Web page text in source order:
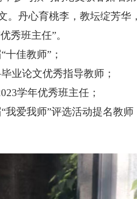
。丹心育桃李，教坛绽芳
秀班主任”。
佳教师”；
业论文优秀指导教师；
学年优秀班主任；
爱我师”评选活动提名教师